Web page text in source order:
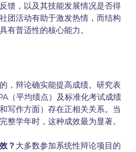
馈，以及其技能发展情况是否得
团活动有助于激发热情，而结构
有普适性的核心能力。
，辩论确实能提高成绩。研究表
（平均绩点）及标准化考试成绩
写作方面）存在正相关关系。当
整学年时，这种成效最为显著。
？ 大多数参加系统性辩论项目的